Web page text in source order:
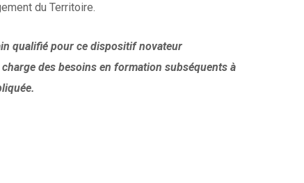
du Territoire.
qualifié pour ce dispositif novateur
des besoins en formation subséquents à